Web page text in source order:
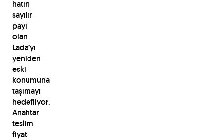
hatırı
sayılır
payı
olan
Lada’yı
yeniden
eski
konumuna
taşımayı
hedefliyor.
Anahtar
teslim
fiyatı